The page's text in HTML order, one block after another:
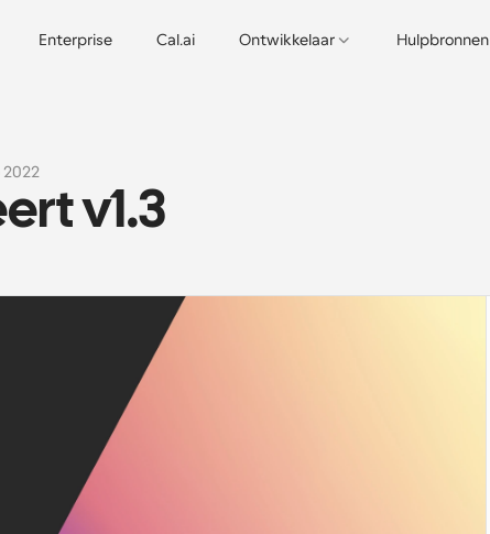
Enterprise Cal.ai Ontwikkelaar Hulpbronnen
2022
v1.3